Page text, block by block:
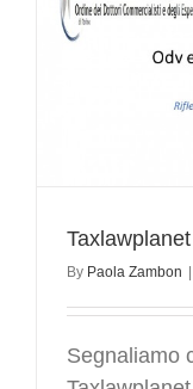
By Paola Zambon
Segnaliamo